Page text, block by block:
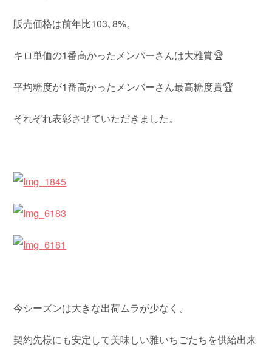
販売価格は前年比103､8%。
キロ単価の1番高かったメンバーさんは大雅賞🏆
平均糖度が1番高かったメンバーさん最高糖度賞🏆
それぞれ表彰させていただきました。
今シーズンは大きな出荷ムラが少なく、
契約先様にも安定して美味しい雅いちごたちを供給出来